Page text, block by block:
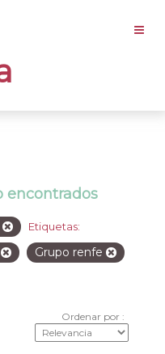
encontrados
Etiquetas:
Grupo renfe
Ordenar por